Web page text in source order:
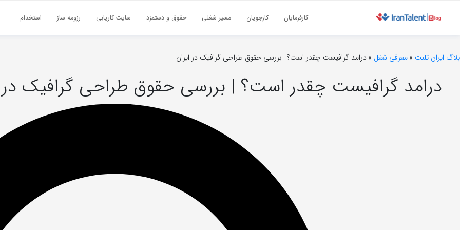
کارفرمایان کارجویان مسیر شغلی حقوق و دستمزد سایت کاریابی رزومه ساز استخدام
بلاگ ایران تلنت » معرفی شغل » درامد گرافیست چقدر است؟ | بررسی حقوق طراحی گرافیک در ایران
درامد گرافیست چقدر است؟ | بررسی حقوق طراحی گرافیک در